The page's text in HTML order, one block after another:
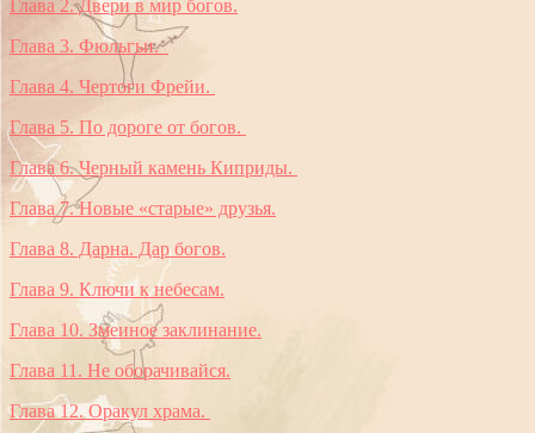
Глава 2. Двери в мир богов.
Глава 3. Фюльгьи.
Глава 4. Чертоги Фрейи.
Глава 5. По дороге от богов.
Глава 6. Черный камень Киприды.
Глава 7. Новые «старые» друзья.
Глава 8. Дарна. Дар богов.
Глава 9. Ключи к небесам.
Глава 10. Змеиное заклинание.
Глава 11. Не оборачивайся.
Глава 12. Оракул храма.